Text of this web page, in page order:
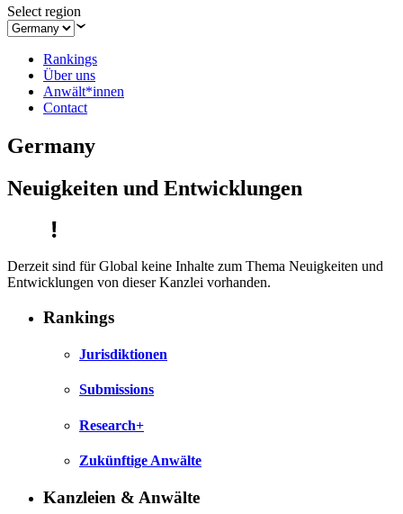
Select region
Rankings
Über uns
Anwält*innen
Contact
Germany
Neuigkeiten und Entwicklungen
Derzeit sind für Global keine Inhalte zum Thema Neuigkeiten und
Entwicklungen von dieser Kanzlei vorhanden.
Rankings
Jurisdiktionen
Submissions
Research+
Zukünftige Anwälte
Kanzleien & Anwälte